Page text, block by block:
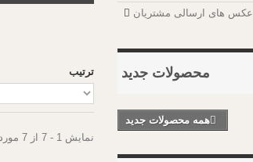
عکس های ارسالی مشتریان
محصولات جدید
همه محصولات جدید
ترتیب
نمایش 1 - 7 از 7 مورد